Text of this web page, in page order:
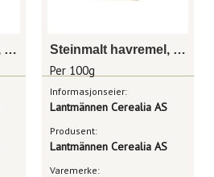
Steinmalt hvetemel, sekk 25kg Steinmalt havremel, sekk 25kg
Per 100g
Informasjonseier:
Lantmännen Cerealia AS
Produsent:
Lantmännen Cerealia AS
Varemerke: